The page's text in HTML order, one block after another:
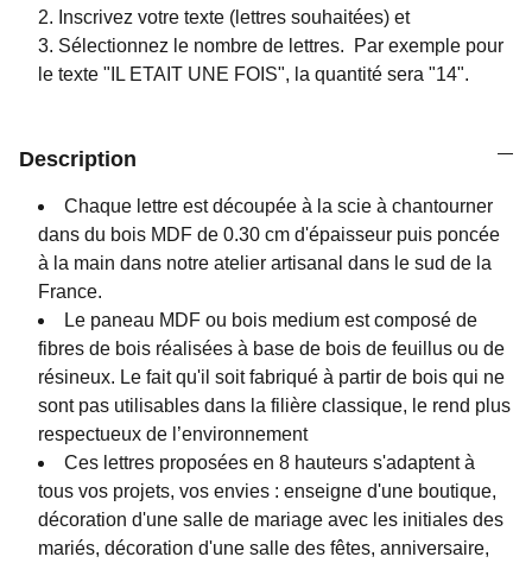
Inscrivez votre texte (lettres souhaitées) et
Sélectionnez le nombre de lettres. Par exemple pour
le texte "IL ETAIT UNE FOIS", la quantité sera "14".
Description
Chaque lettre est découpée à la scie à chantourner
dans du bois MDF de 0.30 cm d'épaisseur puis poncée
à la main dans notre atelier artisanal dans le sud de la
France.
Le paneau MDF ou bois medium est composé de
fibres de bois réalisées à base de bois de feuillus ou de
résineux. Le fait qu'il soit fabriqué à partir de bois qui ne
sont pas utilisables dans la filière classique, le rend plus
respectueux de l’environnement
Ces lettres proposées en 8 hauteurs s'adaptent à
tous vos projets, vos envies : enseigne d'une boutique,
décoration d'une salle de mariage avec les initiales des
mariés, décoration d'une salle des fêtes, anniversaire,